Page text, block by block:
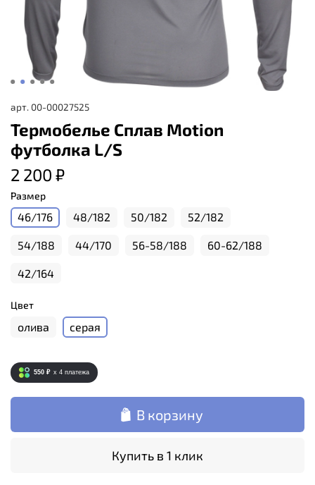
арт. 00-00027525
Термобелье Сплав Motion
футболка L/S
2 200 ₽
Размер
46/176 48/182 50/182 52/182
54/188 44/170 56-58/188 60-62/188
42/164
Цвет
олива серая
550 ₽ x 4 платежа
В корзину
Купить в 1 клик